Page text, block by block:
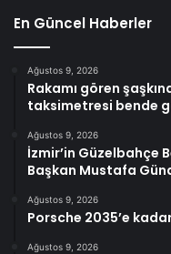
En Güncel Haberler
Ağustos 9, 2026
Rakamı gören
taksimetresi bende
Ağustos 9, 2026
İzmir’in Güzelbahçe
Başkan Mustafa
Ağustos 9, 2026
Porsche 2035’e
Ağustos 9, 2026